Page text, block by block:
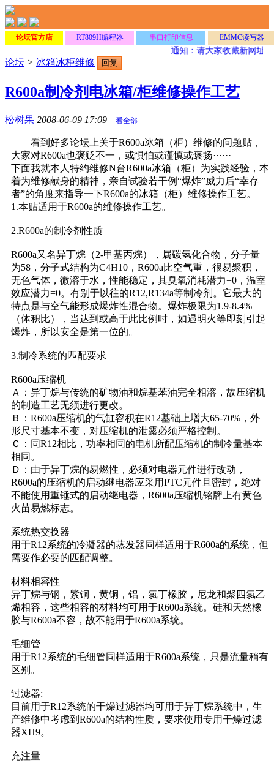
论坛官方店 RT809H编程器 串口打印信息 EMMC读写器
通知：请大家收藏新网址
论坛 > 冰箱冰柜维修 回复
R600a制冷剂电冰箱/柜维修操作工艺
松树果 2008-06-09 17:09 看全部
看到好多论坛上关于R600a冰箱（柜）维修的问题贴，
大家对R600a也褒贬不一，或惧怕或谨慎或褒扬······
下面我就本人特约维修N台R600a冰箱（柜）为实践经验，本
着为维修献身的精神，亲自试验若干例“爆炸”威力后“幸存
者”的角度来指导一下R600a的冰箱（柜）维修操作工艺。
1.本贴适用于R600a的维修操作工艺。
2.R600a的制冷剂性质
R600a又名异丁烷（2-甲基丙烷），属碳氢化合物，分子量
为58，分子式结构为C4H10，R600a比空气重，很易聚积，
无色气体，微溶于水，性能稳定，其臭氧消耗潜力=0，温室
效应潜力=0。有别于以往的R12,R134a等制冷剂。它最大的
特点是与空气能形成爆炸性混合物。爆炸极限为1.9-8.4%
（体积比），当达到或高于此比例时，如遇明火等即刻引起
爆炸，所以安全是第一位的。
3.制冷系统的匹配要求
R600a压缩机
Ａ：异丁烷与传统的矿物油和烷基苯油完全相溶，故压缩机
的制造工艺无须进行更改。
Ｂ：R600a压缩机的气缸容积在R12基础上增大65-70%，外
形尺寸基本不变，对压缩机的泄露必须严格控制。
Ｃ：同R12相比，功率相同的电机所配压缩机的制冷量基本
相同。
Ｄ：由于异丁烷的易燃性，必须对电器元件进行改动，
R600a的压缩机的启动继电器应采用PTC元件且密封，绝对
不能使用重锤式的启动继电器，R600a压缩机铭牌上有黄色
火苗易燃标志。
系统热交换器
用于R12系统的冷凝器的蒸发器同样适用于R600a的系统，但
需要作必要的匹配调整。
材料相容性
异丁烷与钢，紫铜，黄铜，铝，氯丁橡胶，尼龙和聚四氯乙
烯相容，这些相容的材料均可用于R600a系统。硅和天然橡
胶与R600a不容，故不能用于R600a系统。
毛细管
用于R12系统的毛细管同样适用于R600a系统，只是流量稍有
区别。
过滤器:
目前用于R12系统的干燥过滤器均可用于异丁烷系统中，生
产维修中考虑到R600a的结构性质，要求使用专用干燥过滤
器XH9。
充注量